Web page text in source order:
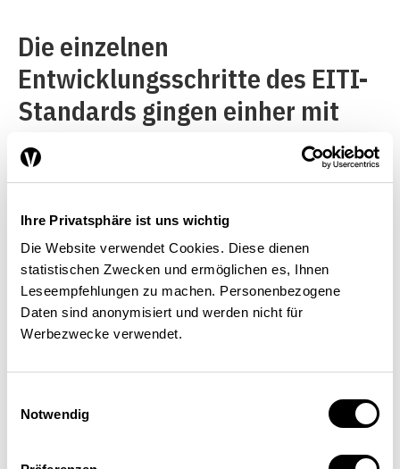
Ihre Privatsphäre ist uns wichtig
Die Website verwendet Cookies. Diese dienen
statistischen Zwecken und ermöglichen es, Ihnen
Leseempfehlungen zu machen. Personenbezogene
Daten sind anonymisiert und werden nicht für
Werbezwecke verwendet.
Notwendig
Die einzelnen
Entwicklungsschritte des EITI-
Standards gingen einher mit
den Informationen, die in den
nationalen EITI-Berichten
vorgelegt wurden. Im Kern geht
es bei den EITI-Berichten
immer noch darum, die
Zahlungen von Öl-, Gas- und
Bergbauunternehmen an die
Staaten vollständig
offenzulegen.